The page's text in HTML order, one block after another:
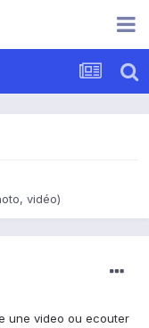
vidéo)
une video ou ecouter